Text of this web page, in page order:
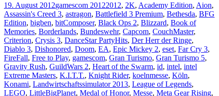
19. August 2012gamescom 20122012, 2K, Academy Edition, Aion,
Assassin's Creed 3, astragon, Battlefield 3 Premium, Bethesda, BFG
Edition, bigben, bitComposer, Black Ops 2, Blizzard, Book of
Memories, Borderlands, Bundeswehr, Capcom, CouchMaster,
Criterion, Crysis 3, DanceStar PartyHits, Der Herr der Ringe,
Diablo 3, Dishonored, Doom, EA, Epic Mickey 2, eset, Far Cry 3,
FireFall, Free to Play, gamescom, Gran Turismo, Gran Turismo 5,
Gravity Rush, GuildWars 2, Heart of the Swarm, id, intel, intel
Extreme Masters, K.I.T.T., Knight Rider, koelnmesse, Köln,
Konami, Landwirtschaftssimulator 2013, League of Legends,
LEGO, LittleBigPlanet, Medal of Honor, Messe, Meta Gear Rising,